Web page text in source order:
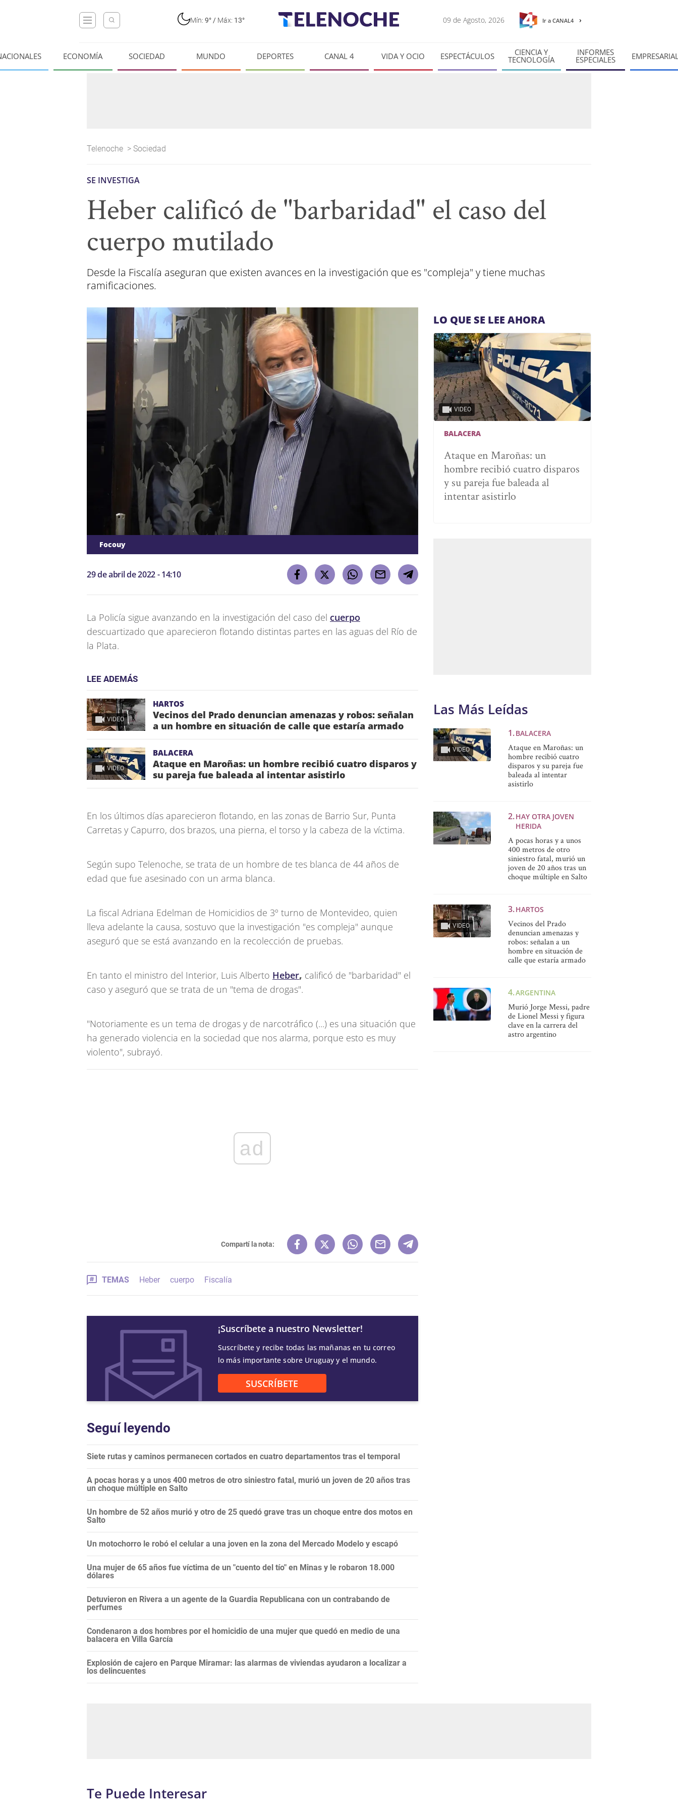
Mín: 9° / Máx: 13° 09 de Agosto, 2026 Ir a CANAL4
ECONOMÍA SOCIEDAD MUNDO DEPORTES CANAL 4 VIDA Y OCIO ESPECTÁCULOS CIENCIA Y
TECNOLOGÍA
INFORMES
ESPECIALES
Telenoche > Sociedad
SE INVESTIGA
Heber calificó de "barbaridad" el caso del
cuerpo mutilado
Desde la Fiscalía aseguran que existen avances en la investigación que es "compleja" y tiene muchas
ramificaciones.
Focouy
29 de abril de 2022 - 14:10
La Policía sigue avanzando en la investigación del caso del cuerpo
descuartizado que aparecieron flotando distintas partes en las aguas del Río de
la Plata.
LEE ADEMÁS
VIDEO
HARTOS
Vecinos del Prado denuncian amenazas y robos: señalan
a un hombre en situación de calle que estaría armado
VIDEO
BALACERA
Ataque en Maroñas: un hombre recibió cuatro disparos y
su pareja fue baleada al intentar asistirlo
En los últimos días aparecieron flotando, en las zonas de Barrio Sur, Punta
Carretas y Capurro, dos brazos, una pierna, el torso y la cabeza de la víctima.
Según supo Telenoche, se trata de un hombre de tes blanca de 44 años de
edad que fue asesinado con un arma blanca.
La fiscal Adriana Edelman de Homicidios de 3º turno de Montevideo, quien
lleva adelante la causa, sostuvo que la investigación "es compleja" aunque
aseguró que se está avanzando en la recolección de pruebas.
En tanto el ministro del Interior, Luis Alberto Heber, calificó de "barbaridad" el
caso y aseguró que se trata de un "tema de drogas".
"Notoriamente es un tema de drogas y de narcotráfico (...) es una situación que
ha generado violencia en la sociedad que nos alarma, porque esto es muy
violento", subrayó.
ad
Compartí la nota:
TEMAS Heber cuerpo Fiscalía
¡Suscríbete a nuestro Newsletter!
Suscríbete y recibe todas las mañanas en tu correo
lo más importante sobre Uruguay y el mundo.
SUSCRÍBETE
Seguí leyendo
Siete rutas y caminos permanecen cortados en cuatro departamentos tras el temporal
A pocas horas y a unos 400 metros de otro siniestro fatal, murió un joven de 20 años tras
un choque múltiple en Salto
Un hombre de 52 años murió y otro de 25 quedó grave tras un choque entre dos motos en
Salto
Un motochorro le robó el celular a una joven en la zona del Mercado Modelo y escapó
Una mujer de 65 años fue víctima de un "cuento del tío" en Minas y le robaron 18.000
dólares
Detuvieron en Rivera a un agente de la Guardia Republicana con un contrabando de
perfumes
Condenaron a dos hombres por el homicidio de una mujer que quedó en medio de una
balacera en Villa García
Explosión de cajero en Parque Miramar: las alarmas de viviendas ayudaron a localizar a
los delincuentes
LO QUE SE LEE AHORA
VIDEO
BALACERA
Ataque en Maroñas: un
hombre recibió cuatro disparos
y su pareja fue baleada al
intentar asistirlo
Las Más Leídas
VIDEO
BALACERA
Ataque en Maroñas: un
hombre recibió cuatro
disparos y su pareja fue
baleada al intentar
asistirlo
HAY OTRA JOVEN
HERIDA
A pocas horas y a unos
400 metros de otro
siniestro fatal, murió un
joven de 20 años tras un
choque múltiple en Salto
VIDEO
HARTOS
Vecinos del Prado
denuncian amenazas y
robos: señalan a un
hombre en situación de
calle que estaría armado
ARGENTINA
Murió Jorge Messi, padre
de Lionel Messi y figura
clave en la carrera del
astro argentino
Te Puede Interesar